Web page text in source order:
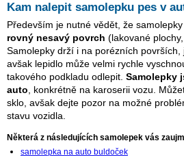
Kam nalepit samolepku pes v
Především je nutné vědět, že
rovný nesavý povrch (lakované
Samolepky drží i na porézních površích,
avšak lepidlo může velmi rychle
takového podkladu odlepit. Samolepky
auto , konkrétně na karoserii vozu.
sklo, avšak dejte pozor na možné
stavu vozidla.
Některá z následujících samolepek vás
samolepka na auto buldoček